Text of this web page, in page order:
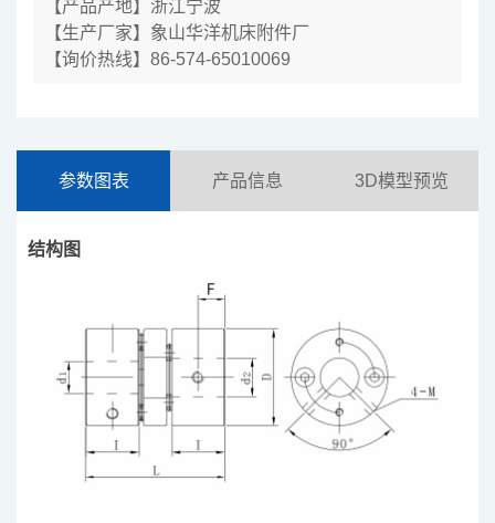
【产品产地】浙江宁波
【生产厂家】象山华洋机床附件厂
【询价热线】86-574-65010069
参数图表 产品信息 3D模型预览
结构图